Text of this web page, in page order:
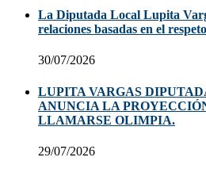
La Diputada Local Lupita
relaciones basadas en el
30/07/2026
LUPITA VARGAS
ANUNCIA LA
LLAMARSE OLIMPIA.
29/07/2026